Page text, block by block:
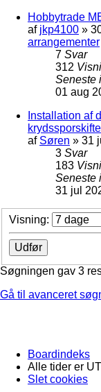
Hobbytrade
af jkp4100 »
arrangementer
7 Svar
312
Seneste
01 aug
Installation af
krydssporskifte
af Søren » 31
3 Svar
183
Seneste
31 jul
Visning:
Søgningen gav 3
Gå til avanceret
Boardindeks
Alle tider er
Slet cookies